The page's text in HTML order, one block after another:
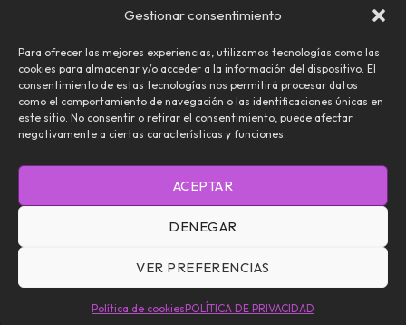
Gestionar consentimiento
Para ofrecer las mejores experiencias, utilizamos tecnologías como las
cookies para almacenar y/o acceder a la información del dispositivo. El
consentimiento de estas tecnologías nos permitirá procesar datos
como el comportamiento de navegación o las identificaciones únicas en
este sitio. No consentir o retirar el consentimiento, puede afectar
negativamente a ciertas características y funciones.
ACEPTAR
DENEGAR
VER PREFERENCIAS
Política de cookiesPOLÍTICA DE PRIVACIDAD
NOSOTROS CONTACTO EDITORIAL
POLÍTICA DE COOKIES (UE)
Daemoniaca — Todos los Derechos Reservados © 2026